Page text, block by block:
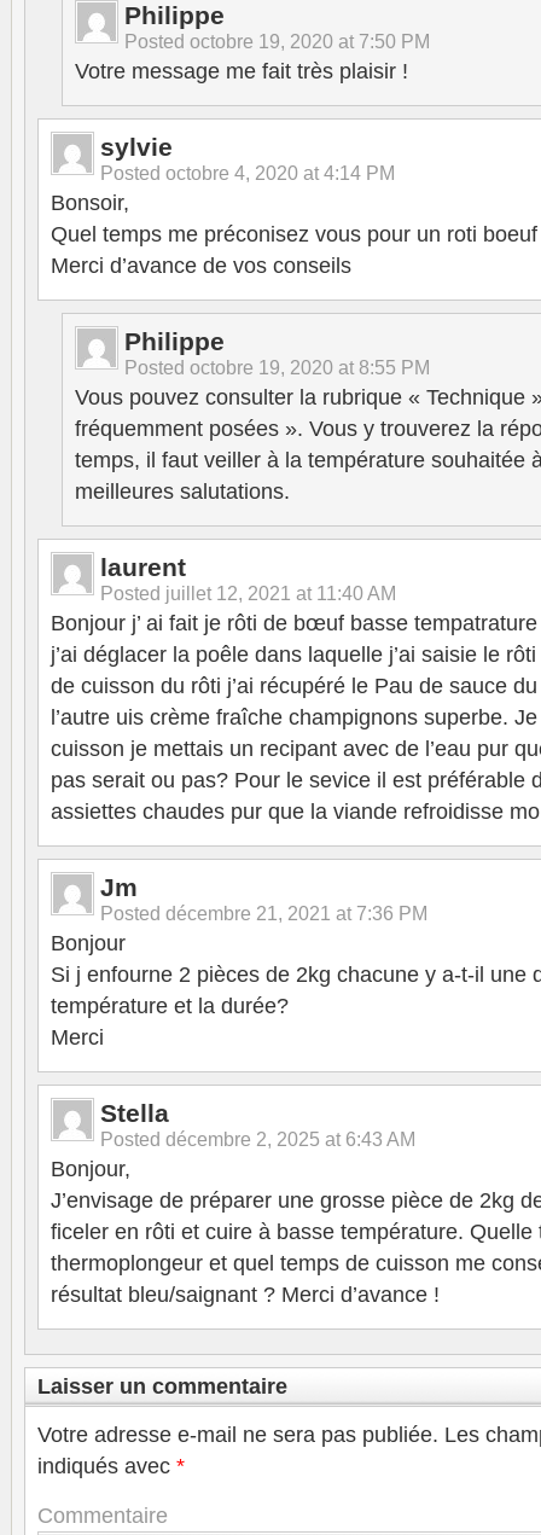
Philippe
Posted octobre 19, 2020 at 7:50 PM
Votre message me fait très plaisir !
sylvie
Posted octobre 4, 2020 at 4:14 PM
Bonsoir,
Quel temps me préconisez vous pour un roti
Merci d’avance de vos conseils
Philippe
Posted octobre 19, 2020 at 8:55 PM
Vous pouvez consulter la rubrique « Technique
fréquemment posées ». Vous y trouverez la
temps, il faut veiller à la température souhaitée
meilleures salutations.
laurent
Posted juillet 12, 2021 at 11:40 AM
Bonjour j’ ai fait je rôti de bœuf basse
j’ai déglacer la poêle dans laquelle j’ai saisie le
de cuisson du rôti j’ai récupéré le Pau de sauce
l’autre uis crème fraîche champignons superbe.
cuisson je mettais un recipant avec de l’eau pur
pas serait ou pas? Pour le sevice il est préférable
assiettes chaudes pur que la viande refroidisse
Jm
Posted décembre 21, 2021 at 7:36 PM
Bonjour
Si j enfourne 2 pièces de 2kg chacune y a-t-il une
température et la durée?
Merci
Stella
Posted décembre 2, 2025 at 6:43 AM
Bonjour,
J’envisage de préparer une grosse pièce de 2kg
ficeler en rôti et cuire à basse température.
thermoplongeur et quel temps de cuisson me
résultat bleu/saignant ? Merci d’avance !
Laisser un commentaire
Votre adresse e-mail ne sera pas publiée. Les
indiqués avec *
Commentaire